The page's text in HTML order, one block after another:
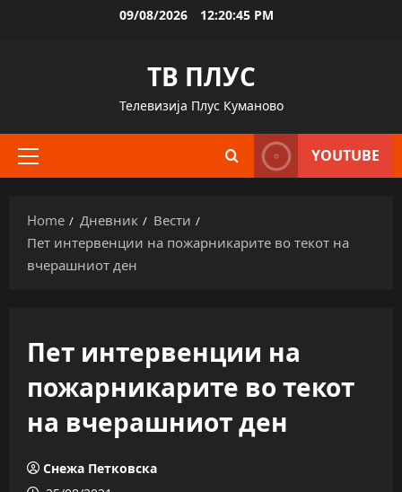
09/08/2026 12:20:46 PM
ТВ ПЛУС
Телевизија Плус Куманово
Primary
YOUTUBE
Home Дневник
Вести
Пет интервенции на пожарникарите во текот на
вчерашниот ден
Пет интервенции на
пожарникарите во текот
на вчерашниот ден
Снежа Петковска